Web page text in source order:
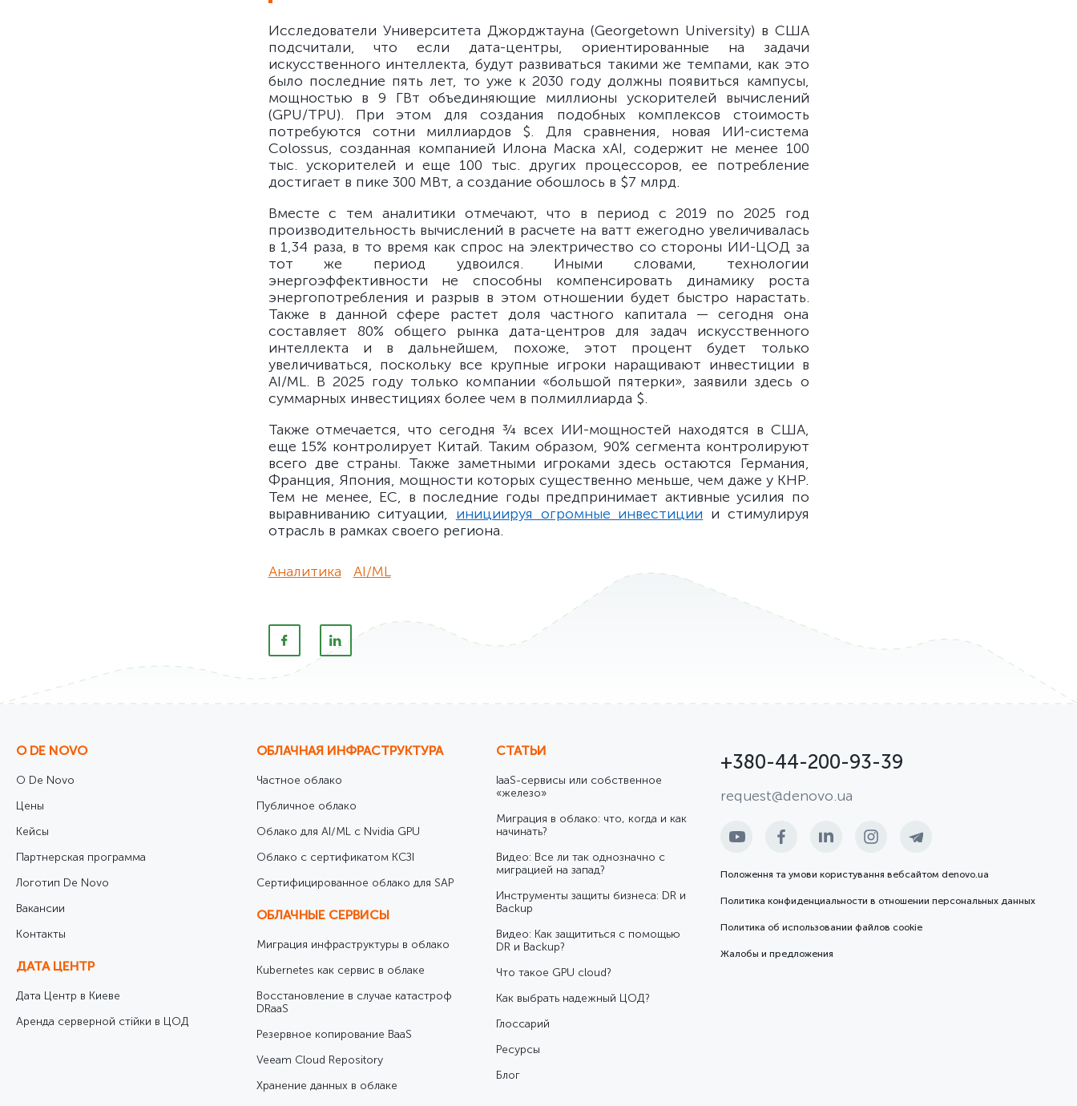
Исследователи Университета Джорджтауна (Georgetown University) в США
подсчитали, что если дата-центры, ориентированные на задачи
искусственного интеллекта, будут развиваться такими же темпами, как это
было последние пять лет, то уже к 2030 году должны появиться кампусы,
мощностью в 9 ГВт объединяющие миллионы ускорителей вычислений
(GPU/TPU). При этом для создания подобных комплексов стоимость
потребуются сотни миллиардов $. Для сравнения, новая ИИ-система
Colossus, созданная компанией Илона Маска xAI, содержит не менее 100
тыс. ускорителей и еще 100 тыс. других процессоров, ее потребление
достигает в пике 300 МВт, а создание обошлось в $7 млрд.
Вместе с тем аналитики отмечают, что в период с 2019 по 2025 год
производительность вычислений в расчете на ватт ежегодно увеличивалась
в 1,34 раза, в то время как спрос на электричество со стороны ИИ-ЦОД за
тот же период удвоился. Иными словами, технологии
энергоэффективности не способны компенсировать динамику роста
энергопотребления и разрыв в этом отношении будет быстро нарастать.
Также в данной сфере растет доля частного капитала — сегодня она
составляет 80% общего рынка дата-центров для задач искусственного
интеллекта и в дальнейшем, похоже, этот процент будет только
увеличиваться, поскольку все крупные игроки наращивают инвестиции в
AI/ML. В 2025 году только компании «большой пятерки», заявили здесь о
суммарных инвестициях более чем в полмиллиарда $.
Также отмечается, что сегодня ¾ всех ИИ-мощностей находятся в США,
еще 15% контролирует Китай. Таким образом, 90% сегмента контролируют
всего две страны. Также заметными игроками здесь остаются Германия,
Франция, Япония, мощности которых существенно меньше, чем даже у КНР.
Тем не менее, ЕС, в последние годы предпринимает активные усилия по
выравниванию ситуации, инициируя огромные инвестиции и стимулируя
отрасль в рамках своего региона.
Аналитика AI/ML
О DE NOVO
О De Novo
Цены
Кейсы
Партнерская программа
Логотип De Novo
Вакансии
Контакты
ДАТА ЦЕНТР
Дата Центр в Киеве
Аренда серверной стійки в ЦОД
ОБЛАЧНАЯ ИНФРАСТРУКТУРА
Частное облако
Публичное облако
Облако для AI/ML с Nvidia GPU
Облако с сертификатом КСЗІ
Cертифицированное облако для SAP
ОБЛАЧНЫЕ СЕРВИСЫ
Миграция инфраструктуры в облако
Kubernetes как сервис в облаке
Восстановление в случае катастроф
DRaaS
Резервное копирование BaaS
Veeam Cloud Repository
Хранение данных в облаке
СТАТЬИ
IaaS-сервисы или собственное
«железо»
Миграция в облако: что, когда и как
начинать?
Видео: Все ли так однозначно с
миграцией на запад?
Инструменты защиты бизнеса: DR и
Backup
Видео: Как защититься с помощью
DR и Backup?
Что такое GPU cloud?
Как выбрать надежный ЦОД?
Глоссарий
Ресурсы
Блог
+380-44-200-93-39
request@denovo.ua
Положення та умови користування вебсайтом denovo.ua
Политика конфиденциальности в отношении персональных данных
Политика об использовании файлов cookie
Жалобы и предложения